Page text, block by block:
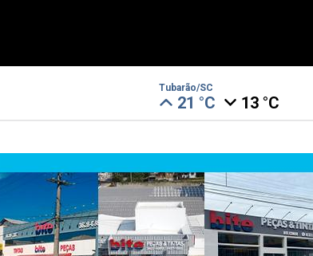
Tubarão/SC
21 °C 13 °C